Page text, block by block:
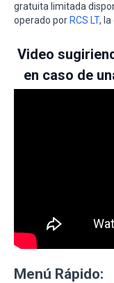
gratuita limitada
operado por RCS LT,
Video
en caso de
Menú Rápido: